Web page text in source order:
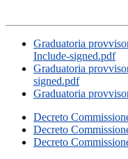
Graduatoria
Include-signed.pdf
Graduatoria
signed.pdf
Graduatoria
Decreto
Decreto
Decreto